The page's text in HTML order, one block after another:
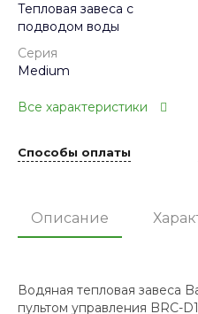
Тепловая завеса с
подводом воды
Серия
Medium
Все характеристики
Способы оплаты
Описание
Водяная тепловая завеса
пультом управления BRC-